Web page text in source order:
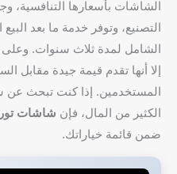
الشاشات بأسعارها التنافسية،
التصنيع، وتوفر خدمة ما بعد
الشامل لمدة ثلاث سنوات.
إلا أنها تقدم قيمة جيدة مقابل
المستخدمين. إذا كنت تبحث عن
الكثير من المال، فإن شاشات
ضمن قائمة خياراتك.